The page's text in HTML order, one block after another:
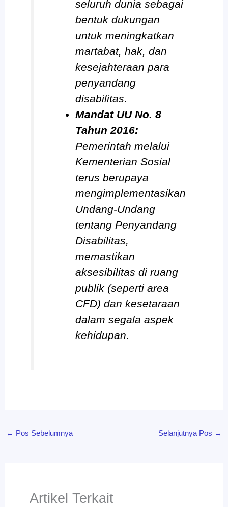
seluruh dunia sebagai
bentuk dukungan
untuk meningkatkan
martabat, hak, dan
kesejahteraan para
penyandang
disabilitas.
Mandat UU No. 8
Tahun 2016:
Pemerintah melalui
Kementerian Sosial
terus berupaya
mengimplementasikan
Undang-Undang
tentang Penyandang
Disabilitas,
memastikan
aksesibilitas di ruang
publik (seperti area
CFD) dan kesetaraan
dalam segala aspek
kehidupan.
← Pos Sebelumnya Selanjutnya Pos →
Artikel Terkait